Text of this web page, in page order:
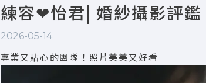
練容❤怡君| 婚紗攝影評鑑
2026-05-14
專業又貼心的團隊！照片美美又好看